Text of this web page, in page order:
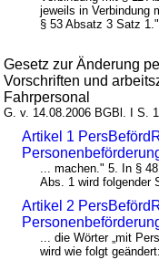
jeweils in Verbindung
§ 53 Absatz 3 Satz
Gesetz zur Änderung
Vorschriften und
Fahrpersonal
G. v. 14.08.2006 BGBl. I S.
Artikel 1
... machen." 5. In §
Abs. 1 wird folgender
Artikel 2
... die Wörter „mit
wird wie folgt